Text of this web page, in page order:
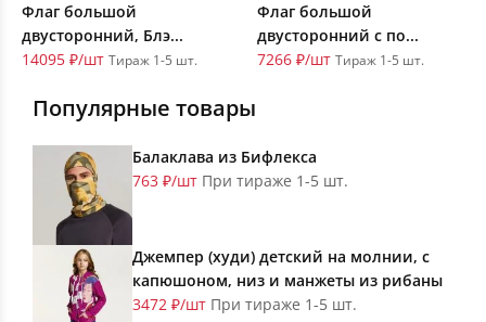
Флаг большой
двусторонний, Блэ...
14095 ₽/шт Тираж 1-5 шт.
Флаг большой
двусторонний с по...
7266 ₽/шт Тираж 1-5 шт.
Популярные товары
Балаклава из Бифлекса
763 ₽/шт При тираже 1-5 шт.
Джемпер (худи) детский на молнии, с
капюшоном, низ и манжеты из рибаны
3472 ₽/шт При тираже 1-5 шт.